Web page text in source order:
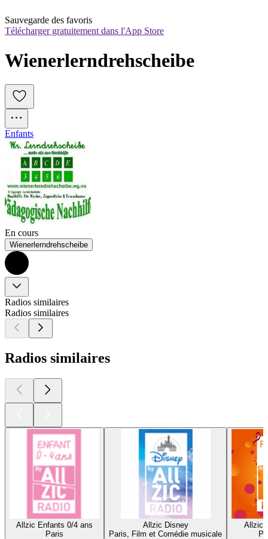
Sauvegarde des favoris
Télécharger gratuitement dans l'App Store
Wienerlerndrehscheibe
Enfants
En cours
Wienerlerndrehscheibe
Radios similaires
Radios similaires
Radios similaires
Allzic Enfants 0/4 ans
Paris
Allzic Disney
Paris, Film et Comédie musicale
Allzic